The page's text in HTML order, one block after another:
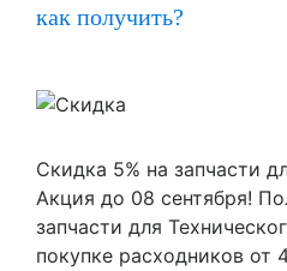
как получить?
Скидка 5% на запчасти
Акция до 08 сентября!
запчасти для
покупке расходников от